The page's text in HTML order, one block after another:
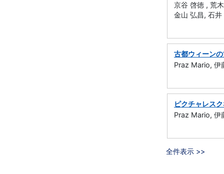
京谷 啓徳 , 荒
金山 弘昌, 石
古都ウィーン
Praz Mario, 伊
ピクチャレス
Praz Mario, 伊
全件表示 >>